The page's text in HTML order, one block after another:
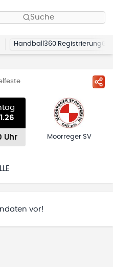
Suche
Handball360 Registrierung
Uhr Moorreger SV
vor!